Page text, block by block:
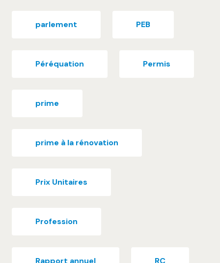
parlement PEB
Péréquation Permis
prime
prime à la rénovation
Prix Unitaires
Profession
Rapport annuel RC